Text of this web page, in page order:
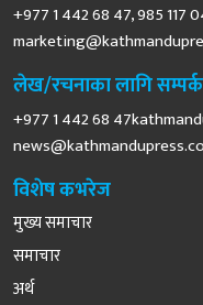
+977 1 442 68 47, 985 117
लेख/रचनाका लागि सम्पर्क
+977 1 442 68
विशेष कभरेज
मुख्य समाचार
समाचार
अर्थ